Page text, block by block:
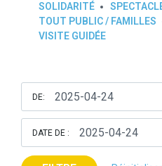
SOLIDARITÉ
TOUT PUBLIC / FAMILLES
VISITE GUIDÉE
DE:
DATE DE :